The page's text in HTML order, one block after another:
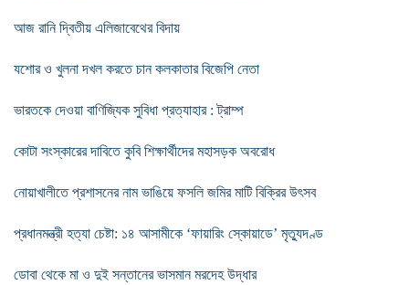
আজ রানি দ্বিতীয় এলিজাবেথের বিদায়
যশোর ও খুলনা দখল করতে চান কলকাতার বিজেপি নেতা
ভারতকে দেওয়া বাণিজ্যিক সুবিধা প্রত্যাহার : ট্রাম্প
কোটা সংস্কারের দাবিতে কুবি শিক্ষার্থীদের মহাসড়ক অবরোধ
নোয়াখালীতে প্রশাসনের নাম ভাঙিয়ে ফসলি জমির মাটি বিক্রির উৎসব
প্রধানমন্ত্রী হত্যা চেষ্টা: ১৪ আসামীকে ‘ফায়ারিং স্কোয়াডে’ মৃত্যুদণ্ড
ডোবা থেকে মা ও দুই সন্তানের ভাসমান মরদেহ উদ্ধার